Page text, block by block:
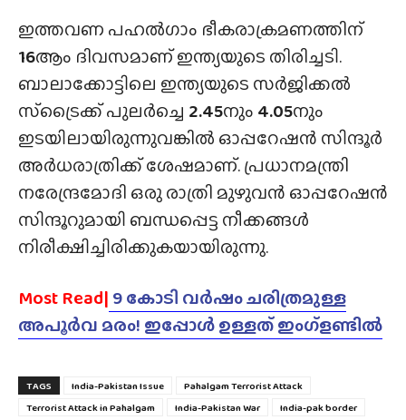
ഇത്തവണ പഹൽഗാം ഭീകരാക്രമണത്തിന്
16ആം ദിവസമാണ് ഇന്ത്യയുടെ തിരിച്ചടി.
ബാലാക്കോട്ടിലെ ഇന്ത്യയുടെ സർജിക്കൽ
സ്‌ട്രൈക്ക് പുലർച്ചെ 2.45നും 4.05നും
ഇടയിലായിരുന്നുവങ്കിൽ ഓപ്പറേഷൻ സിന്ദൂർ
അർധരാത്രിക്ക് ശേഷമാണ്. പ്രധാനമന്ത്രി
നരേന്ദ്രമോദി ഒരു രാത്രി മുഴുവൻ ഓപ്പറേഷൻ
സിന്ദൂറുമായി ബന്ധപ്പെട്ട നീക്കങ്ങൾ
നിരീക്ഷിച്ചിരിക്കുകയായിരുന്നു.
Most Read| 9 കോടി വർഷം ചരിത്രമുള്ള
അപൂർവ മരം! ഇപ്പോൾ ഉള്ളത് ഇംഗ്ളണ്ടിൽ
TAGS India-Pakistan Issue
Pahalgam Terrorist Attack
Terrorist Attack in Pahalgam
India-Pakistan War
India-pak border